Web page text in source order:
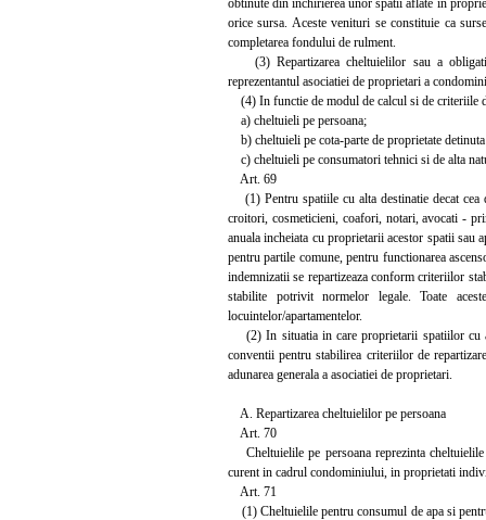
orice sursa. Aceste venituri se constituie ca
completarea fondului de rulment.
(3) Repartizarea cheltuielilor sau a
reprezentantul asociatiei de proprietari a
(4) In functie de modul de calcul si de criteriile
a) cheltuieli pe persoana;
b) cheltuieli pe cota-parte de proprietate
c) cheltuieli pe consumatori tehnici si de alta
Art. 69
(1) Pentru spatiile cu alta destinatie decat cea
croitori, cosmeticieni, coafori, notari, avocati -
anuala incheiata cu proprietarii acestor spatii sau
pentru partile comune, pentru functionarea
indemnizatii se repartizeaza conform criteriilor
stabilite potrivit normelor legale. Toate
locuintelor/apartamentelor.
(2) In situatia in care proprietarii spatiilor cu
conventii pentru stabilirea criteriilor de
adunarea generala a asociatiei de proprietari.
A. Repartizarea cheltuielilor pe persoana
Art. 70
Cheltuielile pe persoana reprezinta
curent in cadrul condominiului, in proprietati
Art. 71
(1) Cheltuielile pentru consumul de apa si